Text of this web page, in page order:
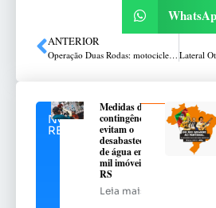
ANTERIOR
Operação Duas Rodas: motocicletas apreendidas e condutores autuados em Passo Fundo
NOTÍCIAS
RELACIONADAS
Medidas de
contingência
evitam o
desabastecimento
de água em 376
mil imóveis no
RS
Leia mais